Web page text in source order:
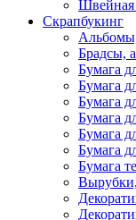
Швейная
Скрапбукинг
Брадсы,
Бумага
Бумага
Бумага
Бумага
Бумага
Бумага
Бумага